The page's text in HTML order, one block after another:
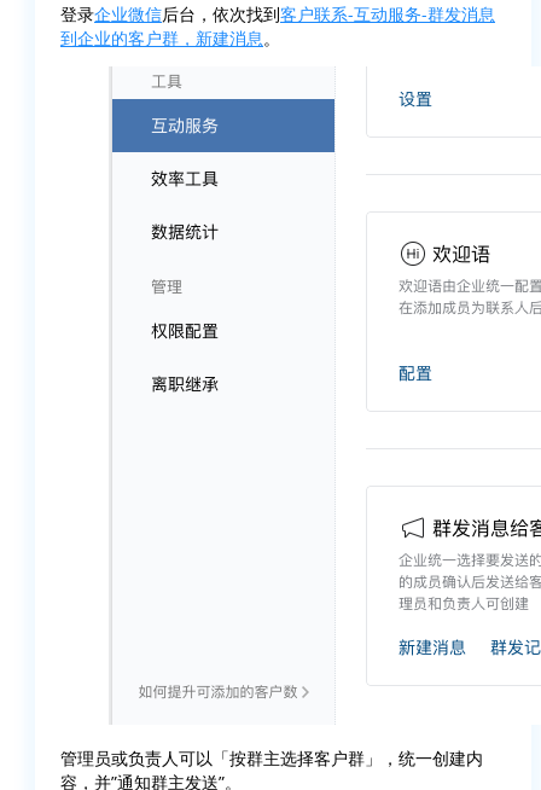
登录企业微信后台，依次找到客户联系-互动服务-群发消息
到企业的客户群，新建消息 。
管理员或负责人可以「按群主选择客户群」，统一创建内
容，并”通知群主发送”。